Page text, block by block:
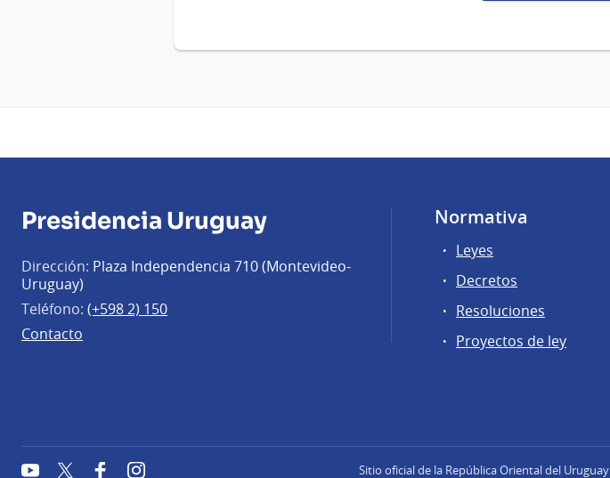
Presidencia Uruguay
Dirección: Plaza Independencia 710 (Montevideo-
Uruguay)
Teléfono: (+598 2) 150
Contacto
Normativa
Leyes
Decretos
Resoluciones
Proyectos de ley
YouTube Twitter FacebookInstagram Sitio oficial de la República Oriental del Uruguay